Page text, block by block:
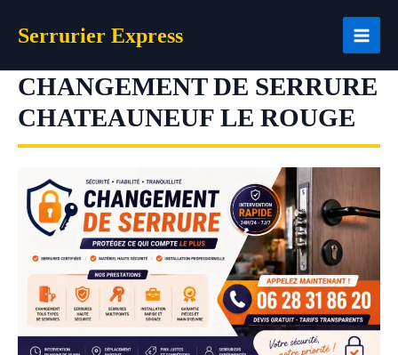
Serrurier Express
CHANGEMENT DE SERRURE
CHATEAUNEUF LE ROUGE